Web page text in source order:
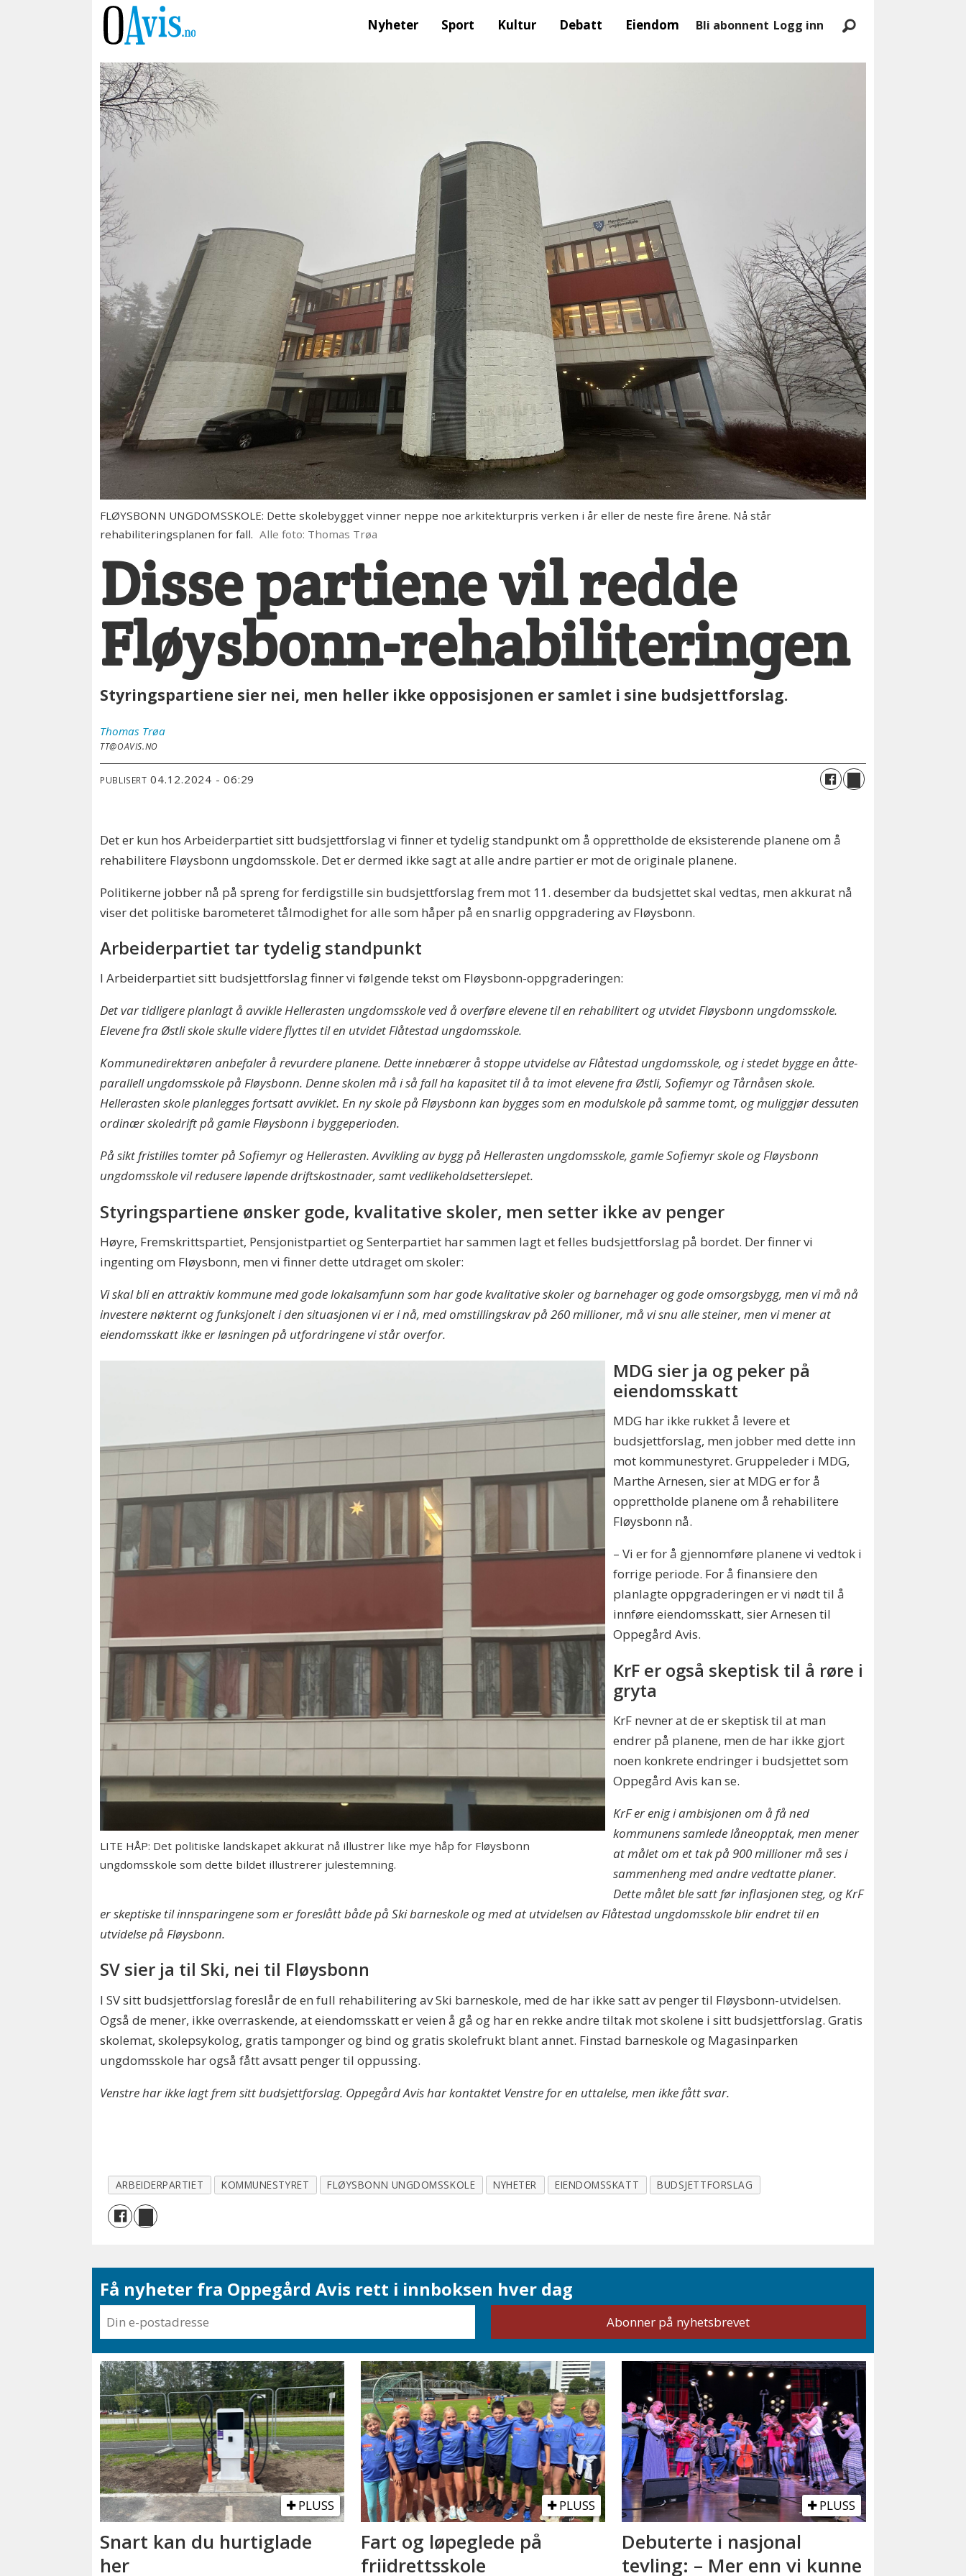
Nyheter Sport Kultur Debatt Eiendom Bli abonnent Logg inn
FLØYSBONN UNGDOMSSKOLE: Dette skolebygget vinner neppe noe arkitekturpris verken i år eller de neste fire årene. Nå står
rehabiliteringsplanen for fall. Alle foto: Thomas Trøa
Disse partiene vil redde
Fløysbonn-rehabiliteringen
Styringspartiene sier nei, men heller ikke opposisjonen er samlet i sine budsjettforslag.
Thomas Trøa
TT@OAVIS.NO
PUBLISERT 04.12.2024 - 06:29
Det er kun hos Arbeiderpartiet sitt budsjettforslag vi finner et tydelig standpunkt om å opprettholde de eksisterende planene om å
rehabilitere Fløysbonn ungdomsskole. Det er dermed ikke sagt at alle andre partier er mot de originale planene.
Politikerne jobber nå på spreng for ferdigstille sin budsjettforslag frem mot 11. desember da budsjettet skal vedtas, men akkurat nå
viser det politiske barometeret tålmodighet for alle som håper på en snarlig oppgradering av Fløysbonn.
Arbeiderpartiet tar tydelig standpunkt
I Arbeiderpartiet sitt budsjettforslag finner vi følgende tekst om Fløysbonn-oppgraderingen:
Det var tidligere planlagt å avvikle Hellerasten ungdomsskole ved å overføre elevene til en rehabilitert og utvidet Fløysbonn ungdomsskole.
Elevene fra Østli skole skulle videre flyttes til en utvidet Flåtestad ungdomsskole.
Kommunedirektøren anbefaler å revurdere planene. Dette innebærer å stoppe utvidelse av Flåtestad ungdomsskole, og i stedet bygge en åtte-
parallell ungdomsskole på Fløysbonn. Denne skolen må i så fall ha kapasitet til å ta imot elevene fra Østli, Sofiemyr og Tårnåsen skole.
Hellerasten skole planlegges fortsatt avviklet. En ny skole på Fløysbonn kan bygges som en modulskole på samme tomt, og muliggjør dessuten
ordinær skoledrift på gamle Fløysbonn i byggeperioden.
På sikt fristilles tomter på Sofiemyr og Hellerasten. Avvikling av bygg på Hellerasten ungdomsskole, gamle Sofiemyr skole og Fløysbonn
ungdomsskole vil redusere løpende driftskostnader, samt vedlikeholdsetterslepet.
Styringspartiene ønsker gode, kvalitative skoler, men setter ikke av penger
Høyre, Fremskrittspartiet, Pensjonistpartiet og Senterpartiet har sammen lagt et felles budsjettforslag på bordet. Der finner vi
ingenting om Fløysbonn, men vi finner dette utdraget om skoler:
Vi skal bli en attraktiv kommune med gode lokalsamfunn som har gode kvalitative skoler og barnehager og gode omsorgsbygg, men vi må nå
investere nøkternt og funksjonelt i den situasjonen vi er i nå, med omstillingskrav på 260 millioner, må vi snu alle steiner, men vi mener at
eiendomsskatt ikke er løsningen på utfordringene vi står overfor.
LITE HÅP: Det politiske landskapet akkurat nå illustrer like mye håp for Fløysbonn
ungdomsskole som dette bildet illustrerer julestemning.
MDG sier ja og peker på
eiendomsskatt
MDG har ikke rukket å levere et
budsjettforslag, men jobber med dette inn
mot kommunestyret. Gruppeleder i MDG,
Marthe Arnesen, sier at MDG er for å
opprettholde planene om å rehabilitere
Fløysbonn nå.
– Vi er for å gjennomføre planene vi vedtok i
forrige periode. For å finansiere den
planlagte oppgraderingen er vi nødt til å
innføre eiendomsskatt, sier Arnesen til
Oppegård Avis.
KrF er også skeptisk til å røre i
gryta
KrF nevner at de er skeptisk til at man
endrer på planene, men de har ikke gjort
noen konkrete endringer i budsjettet som
Oppegård Avis kan se.
KrF er enig i ambisjonen om å få ned
kommunens samlede låneopptak, men mener
at målet om et tak på 900 millioner må ses i
sammenheng med andre vedtatte planer.
Dette målet ble satt før inflasjonen steg, og KrF
er skeptiske til innsparingene som er foreslått både på Ski barneskole og med at utvidelsen av Flåtestad ungdomsskole blir endret til en
utvidelse på Fløysbonn.
SV sier ja til Ski, nei til Fløysbonn
I SV sitt budsjettforslag foreslår de en full rehabilitering av Ski barneskole, med de har ikke satt av penger til Fløysbonn-utvidelsen.
Også de mener, ikke overraskende, at eiendomsskatt er veien å gå og har en rekke andre tiltak mot skolene i sitt budsjettforslag. Gratis
skolemat, skolepsykolog, gratis tamponger og bind og gratis skolefrukt blant annet. Finstad barneskole og Magasinparken
ungdomsskole har også fått avsatt penger til oppussing.
Venstre har ikke lagt frem sitt budsjettforslag. Oppegård Avis har kontaktet Venstre for en uttalelse, men ikke fått svar.
ARBEIDERPARTIET KOMMUNESTYRET FLØYSBONN UNGDOMSSKOLE NYHETER EIENDOMSSKATT BUDSJETTFORSLAG
Få nyheter fra Oppegård Avis rett i innboksen hver dag
PLUSS
Snart kan du hurtiglade
her
PLUSS
Fart og løpeglede på
friidrettsskole
PLUSS
Debuterte i nasjonal
tevling: – Mer enn vi kunne